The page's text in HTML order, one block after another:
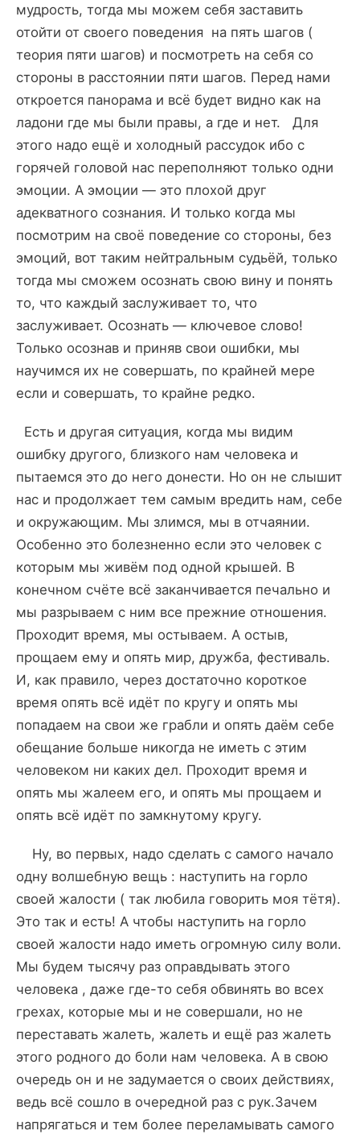
мудрость, тогда мы можем себя заставить
отойти от своего поведения на пять шагов (
теория пяти шагов) и посмотреть на себя со
стороны в расстоянии пяти шагов. Перед нами
откроется панорама и всё будет видно как на
ладони где мы были правы, а где и нет. Для
этого надо ещё и холодный рассудок ибо с
горячей головой нас переполняют только одни
эмоции. А эмоции — это плохой друг
адекватного сознания. И только когда мы
посмотрим на своё поведение со стороны, без
эмоций, вот таким нейтральным судьёй, только
тогда мы сможем осознать свою вину и понять
то, что каждый заслуживает то, что
заслуживает. Осознать — ключевое слово!
Только осознав и приняв свои ошибки, мы
научимся их не совершать, по крайней мере
если и совершать, то крайне редко.
Есть и другая ситуация, когда мы видим
ошибку другого, близкого нам человека и
пытаемся это до него донести. Но он не слышит
нас и продолжает тем самым вредить нам, себе
и окружающим. Мы злимся, мы в отчаянии.
Особенно это болезненно если это человек с
которым мы живём под одной крышей. В
конечном счёте всё заканчивается печально и
мы разрываем с ним все прежние отношения.
Проходит время, мы остываем. А остыв,
прощаем ему и опять мир, дружба, фестиваль.
И, как правило, через достаточно короткое
время опять всё идёт по кругу и опять мы
попадаем на свои же грабли и опять даём себе
обещание больше никогда не иметь с этим
человеком ни каких дел. Проходит время и
опять мы жалеем его, и опять мы прощаем и
опять всё идёт по замкнутому кругу.
Ну, во первых, надо сделать с самого начало
одну волшебную вещь : наступить на горло
своей жалости ( так любила говорить моя тётя).
Это так и есть! А чтобы наступить на горло
своей жалости надо иметь огромную силу воли.
Мы будем тысячу раз оправдывать этого
человека , даже где-то себя обвинять во всех
грехах, которые мы и не совершали, но не
переставать жалеть, жалеть и ещё раз жалеть
этого родного до боли нам человека. А в свою
очередь он и не задумается о своих действиях,
ведь всё сошло в очередной раз с рук.Зачем
напрягаться и тем более переламывать самого